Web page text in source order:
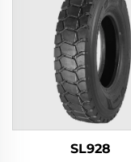
SL928